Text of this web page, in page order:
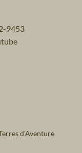
9453
d'Aventure